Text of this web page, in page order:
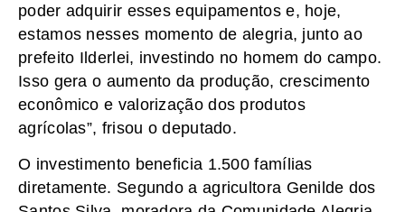
poder adquirir esses equipamentos e, hoje,
estamos nesses momento de alegria, junto ao
prefeito Ilderlei, investindo no homem do campo.
Isso gera o aumento da produção, crescimento
econômico e valorização dos produtos
agrícolas”, frisou o deputado.
O investimento beneficia 1.500 famílias
diretamente. Segundo a agricultora Genilde dos